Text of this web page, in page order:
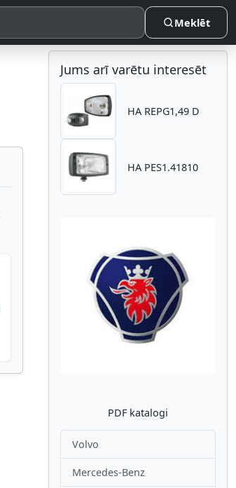
Meklēt
Jums arī varētu interesēt
HA REPG1,49 D
HA PES1.41810
Atpakaļ
PDF katalogi
Volvo
Mercedes-Benz